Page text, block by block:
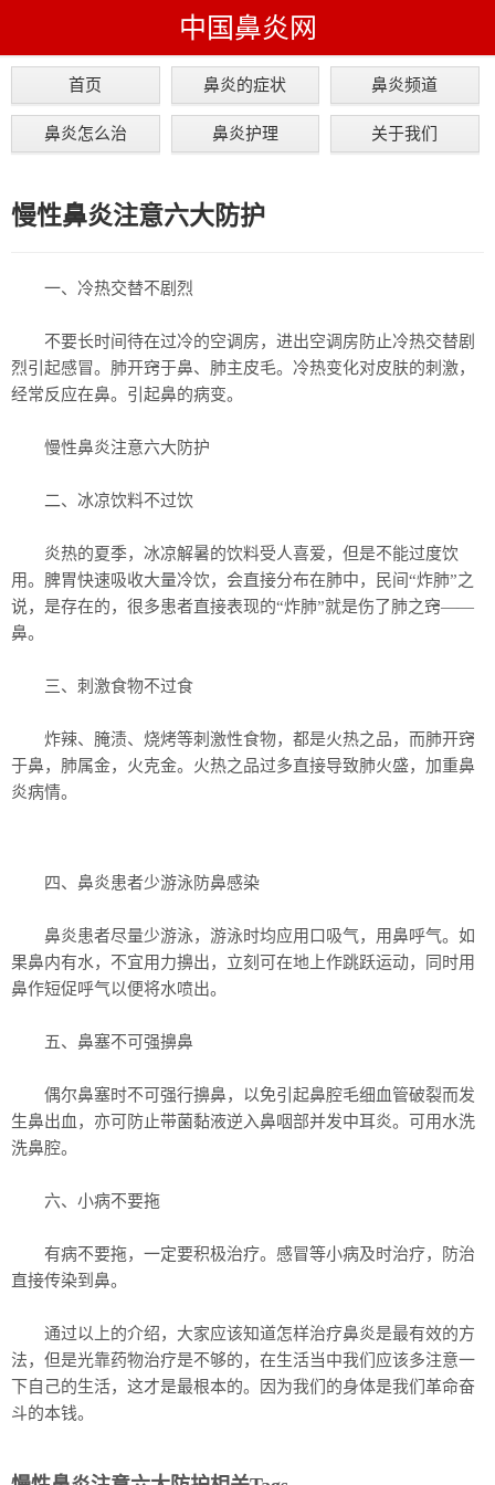
中国鼻炎网
首页 鼻炎的症状 鼻炎频道
鼻炎怎么治 鼻炎护理 关于我们
慢性鼻炎注意六大防护
一、冷热交替不剧烈
不要长时间待在过冷的空调房，进出空调房防止冷热交替剧
烈引起感冒。肺开窍于鼻、肺主皮毛。冷热变化对皮肤的刺激，
经常反应在鼻。引起鼻的病变。
慢性鼻炎注意六大防护
二、冰凉饮料不过饮
炎热的夏季，冰凉解暑的饮料受人喜爱，但是不能过度饮
用。脾胃快速吸收大量冷饮，会直接分布在肺中，民间“炸肺”之
说，是存在的，很多患者直接表现的“炸肺”就是伤了肺之窍——
鼻。
三、刺激食物不过食
炸辣、腌渍、烧烤等刺激性食物，都是火热之品，而肺开窍
于鼻，肺属金，火克金。火热之品过多直接导致肺火盛，加重鼻
炎病情。
四、鼻炎患者少游泳防鼻感染
鼻炎患者尽量少游泳，游泳时均应用口吸气，用鼻呼气。如
果鼻内有水，不宜用力擤出，立刻可在地上作跳跃运动，同时用
鼻作短促呼气以便将水喷出。
五、鼻塞不可强擤鼻
偶尔鼻塞时不可强行擤鼻，以免引起鼻腔毛细血管破裂而发
生鼻出血，亦可防止带菌黏液逆入鼻咽部并发中耳炎。可用水洗
洗鼻腔。
六、小病不要拖
有病不要拖，一定要积极治疗。感冒等小病及时治疗，防治
直接传染到鼻。
通过以上的介绍，大家应该知道怎样治疗鼻炎是最有效的方
法，但是光靠药物治疗是不够的，在生活当中我们应该多注意一
下自己的生活，这才是最根本的。因为我们的身体是我们革命奋
斗的本钱。